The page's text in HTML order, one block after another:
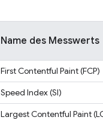
Name des Messwerts
First Contentful Paint (FCP)
Speed Index (SI)
Largest Contentful Paint